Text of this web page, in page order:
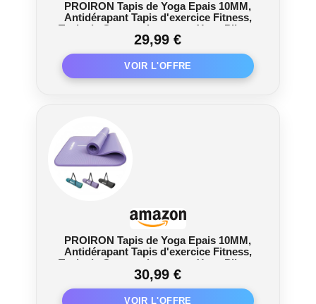
PROIRON Tapis de Yoga Epais 10MM,
Antidérapant Tapis d'exercice Fitness,
Tapis de Gymnastique pour Yoga Pilates
Gym Exercices Sport Camping Voyage,
en Mousse NBR/respecte la Peau, Noir
29,99 €
PROIRON Tapis de Yoga Epais 10MM,
Antidérapant Tapis d'exercice Fitness,
Tapis de Gymnastique pour Yoga Pilates
Gym Exercices Sport Camping Voyage,
en Mousse NBR/respecte la Peau, Violet
Clair
30,99 €